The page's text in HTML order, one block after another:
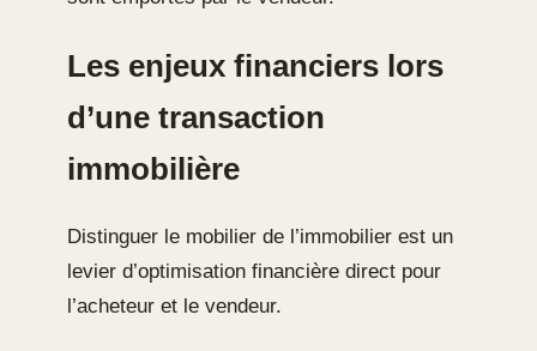
Les enjeux financiers lors
d’une transaction
immobilière
Distinguer le mobilier de l’immobilier est un
levier d’optimisation financière direct pour
l’acheteur et le vendeur.